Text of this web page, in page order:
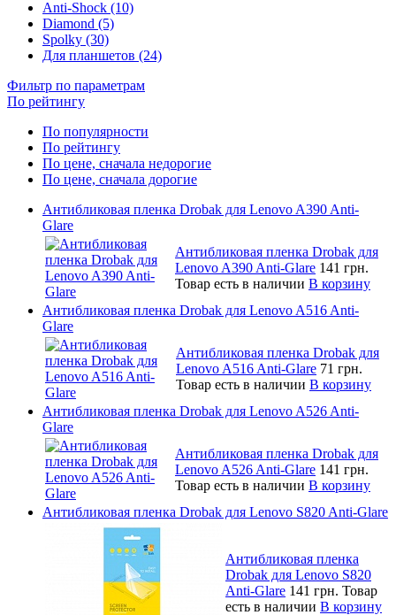
Anti-Shock (10)
Diamond (5)
Spolky (30)
Для планшетов (24)
Фильтр по параметрам
По рейтингу
По популярности
По рейтингу
По цене, сначала недорогие
По цене, сначала дорогие
Антибликовая пленка Drobak для Lenovo A390 Anti-
Glare
Антибликовая пленка Drobak для
Lenovo A390 Anti-Glare 141 грн.
Товар есть в наличии В корзину
Антибликовая пленка Drobak для Lenovo A516 Anti-
Glare
Антибликовая пленка Drobak для
Lenovo A516 Anti-Glare 71 грн.
Товар есть в наличии В корзину
Антибликовая пленка Drobak для Lenovo A526 Anti-
Glare
Антибликовая пленка Drobak для
Lenovo A526 Anti-Glare 141 грн.
Товар есть в наличии В корзину
Антибликовая пленка Drobak для Lenovo S820 Anti-Glare
Антибликовая пленка
Drobak для Lenovo S820
Anti-Glare 141 грн. Товар
есть в наличии В корзину